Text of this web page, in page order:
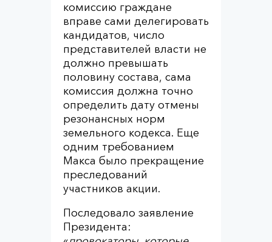
комиссию граждане
вправе сами делегировать
кандидатов, число
представителей власти не
должно превышать
половину состава, сама
комиссия должна точно
определить дату отмены
резонансных норм
земельного кодекса. Еще
одним требованием
Макса было прекращение
преследований
участников акции.
Последовало заявление
Президента: